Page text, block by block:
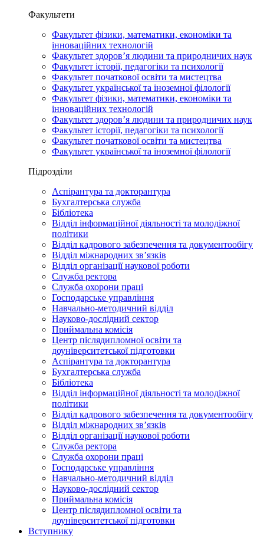
Факультети
Факультет фізики, математики, економіки та
інноваційних технологій
Факультет здоров’я людини та природничих наук
Факультет історії, педагогіки та психології
Факультет початкової освіти та мистецтва
Факультет української та іноземної філології
Факультет фізики, математики, економіки та
інноваційних технологій
Факультет здоров’я людини та природничих наук
Факультет історії, педагогіки та психології
Факультет початкової освіти та мистецтва
Факультет української та іноземної філології
Підрозділи
Аспірантура та докторантура
Бухгалтерська служба
Бібліотека
Відділ інформаційної діяльності та молодіжної
політики
Відділ кадрового забезпечення та документообігу
Відділ міжнародних зв’язків
Відділ організації наукової роботи
Служба ректора
Служба охорони праці
Господарське управління
Навчально-методичний відділ
Науково-дослідний сектор
Приймальна комісія
Центр післядипломної освіти та
доуніверситетської підготовки
Аспірантура та докторантура
Бухгалтерська служба
Бібліотека
Відділ інформаційної діяльності та молодіжної
політики
Відділ кадрового забезпечення та документообігу
Відділ міжнародних зв’язків
Відділ організації наукової роботи
Служба ректора
Служба охорони праці
Господарське управління
Навчально-методичний відділ
Науково-дослідний сектор
Приймальна комісія
Центр післядипломної освіти та
доуніверситетської підготовки
Вступнику